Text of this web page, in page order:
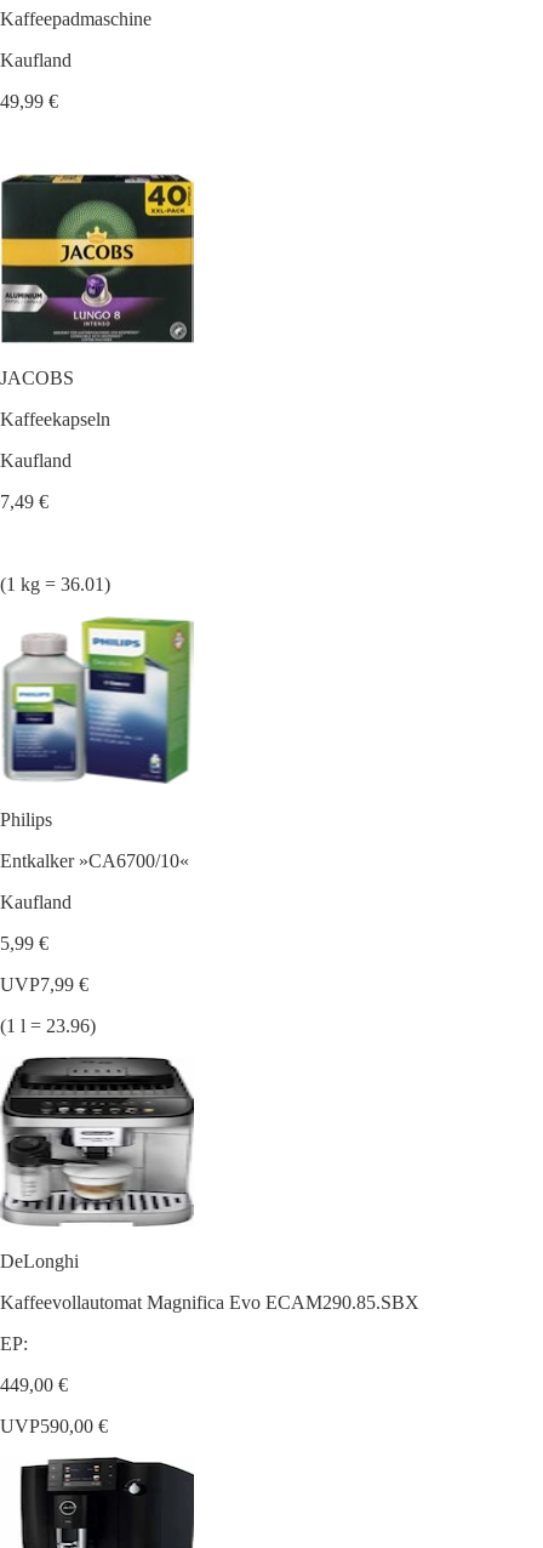
Kaffeepadmaschine
Kaufland
49,99 €
JACOBS
Kaffeekapseln
Kaufland
7,49 €
(1 kg = 36.01)
Philips
Entkalker »CA6700/10«
Kaufland
5,99 €
UVP7,99 €
(1 l = 23.96)
DeLonghi
Kaffeevollautomat Magnifica Evo ECAM290.85.SBX
EP:
449,00 €
UVP590,00 €